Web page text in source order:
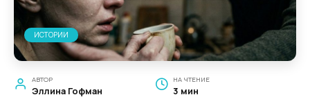
ИСТОРИИ
АВТОР
Эллина Гофман
НА ЧТЕНИЕ
3 мин